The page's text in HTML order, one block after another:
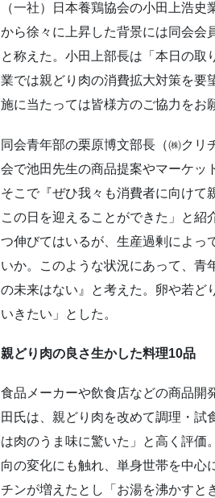
（一社）日本養鶏協会の小田上浩
から徐々に上昇した背景には同会会
と称えた。小田上部長は「本日の
業では親どり肉の消費拡大対策を要
施に当たっては皆様方のご協力をお
同会青年部の栗原博文部長（㈱ク
会で池田先生の商品提案やマーケッ
そこで『ぜひ我々も消費者に向けて
この日を迎えることができた」と
つ伸びてはいるが、生産過剰によっ
いか。このような状況にあって、青
の未来はない』と考えた。卵や若ど
いきたい」とした。
親どり肉の良さ生かした料理10品
食品メーカーや飲食店などの商品開
田氏は、親どり肉を改めて調理・試
は肉のうま味に驚いた」と高く評価
向の変化にも触れ、単身世帯を中心
チンが増えたとし「お湯を沸かすと